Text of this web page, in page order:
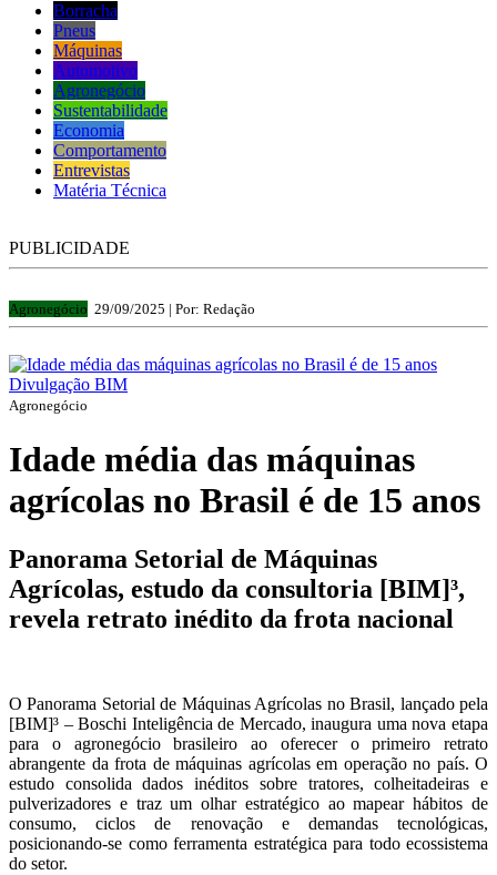
Borracha
Pneus
Máquinas
Automotivo
Agronegócio
Sustentabilidade
Economia
Comportamento
Entrevistas
Matéria Técnica
PUBLICIDADE
Agronegócio 29/09/2025 | Por: Redação
Divulgação BIM
Agronegócio
Idade média das máquinas
agrícolas no Brasil é de 15 anos
Panorama Setorial de Máquinas
Agrícolas, estudo da consultoria [BIM]³,
revela retrato inédito da frota nacional
O Panorama Setorial de Máquinas Agrícolas no Brasil, lançado pela
[BIM]³ – Boschi Inteligência de Mercado, inaugura uma nova etapa
para o agronegócio brasileiro ao oferecer o primeiro retrato
abrangente da frota de máquinas agrícolas em operação no país. O
estudo consolida dados inéditos sobre tratores, colheitadeiras e
pulverizadores e traz um olhar estratégico ao mapear hábitos de
consumo, ciclos de renovação e demandas tecnológicas,
posicionando-se como ferramenta estratégica para todo ecossistema
do setor.